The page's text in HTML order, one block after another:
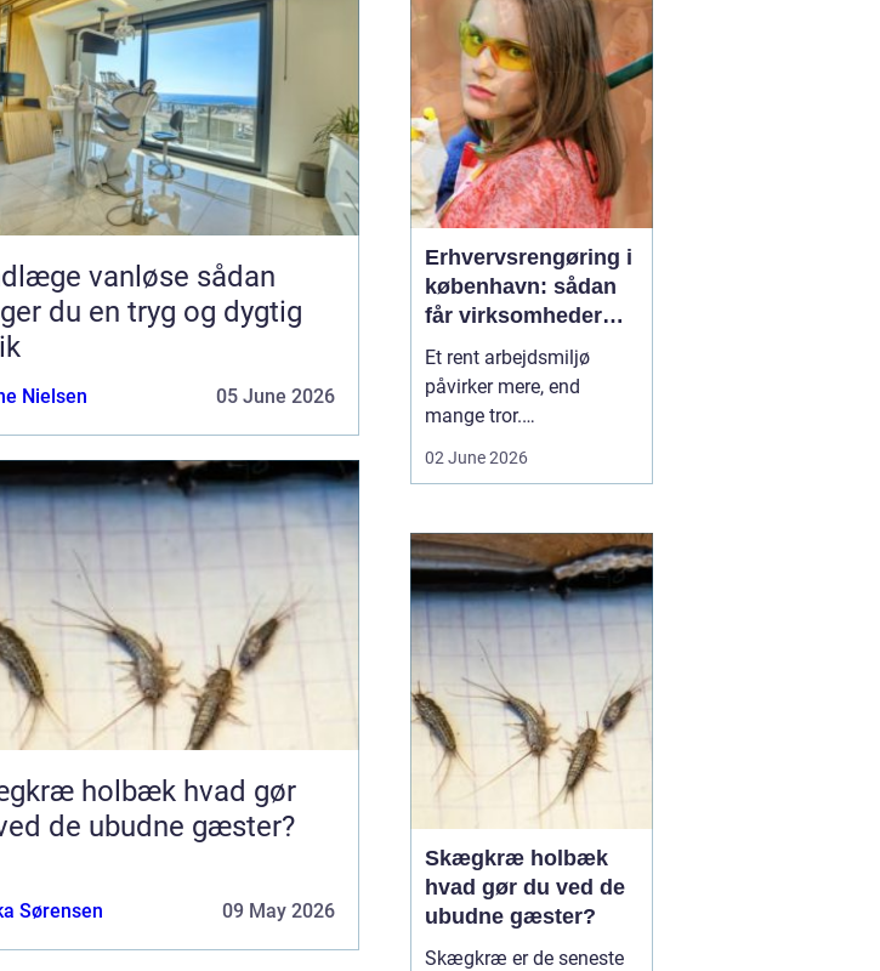
vanløse sådan
du en tryg og dygtig
Nielsen 05 June 2026
holbæk hvad gør
de ubudne gæster?
Sørensen 09 May 2026
grundig behandling ...
Erhvervsrengøring i
københavn: sådan
får virksomheder
mere ud af
hverdagen
Et rent arbejdsmiljø
påvirker mere, end
mange tror.
virksomhedens
omdømme hænger tæt
sammen med, hvordan
kontorer, fællesarealer
og ejendomme bliver
holdt. Når vi taler om
erhvervsrengøring købe...
02 June 2026
Skægkræ holbæk
hvad gør du ved de
ubudne gæster?
Skægkræ er de seneste